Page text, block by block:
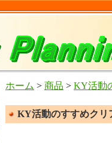
ホーム > 商品 > KY活動
KY活動のすすめクリ